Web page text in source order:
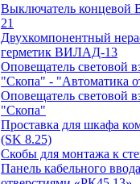
Выключатель концевой
21
Двухкомпонентный
герметик ВИЛАД-13
Оповещатель световой
"Скопа" - "Автоматика
Оповещатель световой
"Скопа"
Проставка для шкафа
(SK 8.25)
Скобы для монтажа к
Панель кабельного